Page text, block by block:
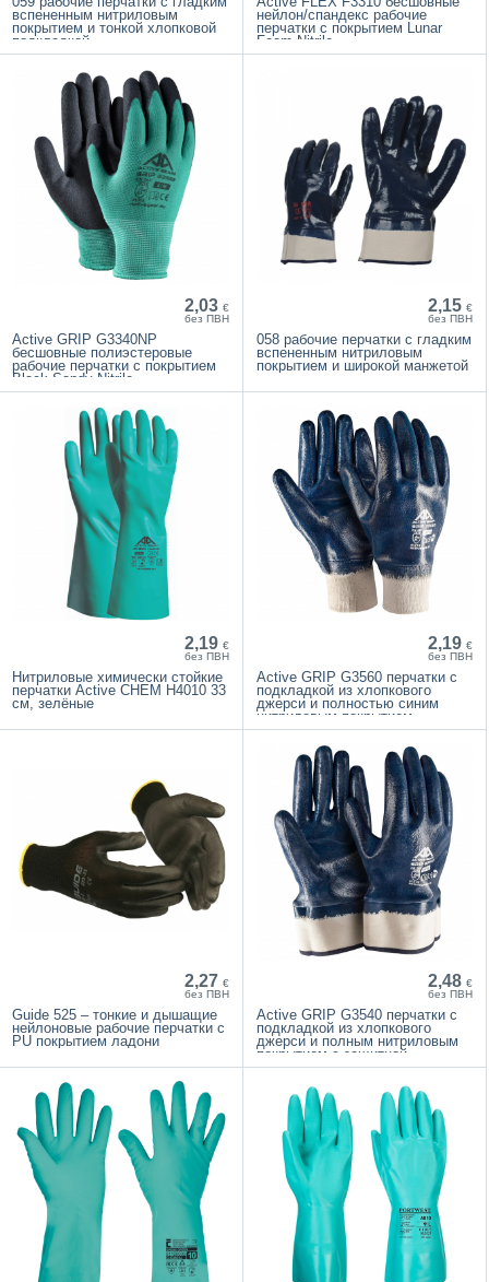
вспененным нитриловым
покрытием и тонкой хлопковой
подкладкой
нейлон/спандекс рабочие
перчатки с покрытием Lunar
Foam Nitrile
2,03 €
без ПВН
Active GRIP G3340NP
бесшовные полиэстеровые
рабочие перчатки с покрытием
Black Sandy Nitrile
2,15 €
без ПВН
058 рабочие перчатки с гладким
вспененным нитриловым
покрытием и широкой манжетой
2,19 €
без ПВН
Нитриловые химически стойкие
перчатки Active CHEM H4010 33
см, зелёные
2,19 €
без ПВН
Active GRIP G3560 перчатки с
подкладкой из хлопкового
джерси и полностью синим
нитриловым покрытием
2,27 €
без ПВН
Guide 525 – тонкие и дышащие
нейлоновые рабочие перчатки с
PU покрытием ладони
2,48 €
без ПВН
Active GRIP G3540 перчатки с
подкладкой из хлопкового
джерси и полным нитриловым
покрытием с защитной
манжетой